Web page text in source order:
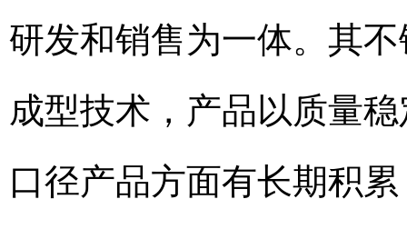
研发和销售为一体。其
成型技术，产品以质量
口径产品方面有长期积